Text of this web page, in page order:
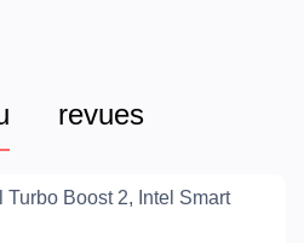
revues
Turbo Boost 2, Intel Smart